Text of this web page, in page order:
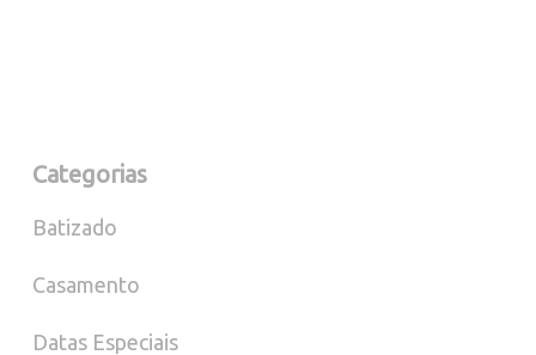
Categorias
Batizado
Casamento
Datas Especiais